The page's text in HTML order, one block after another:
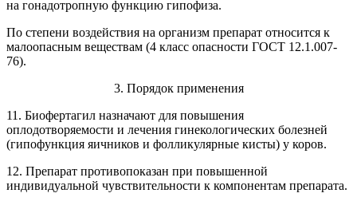
на гонадотропную функцию гипофиза.
По степени воздействия на организм препарат относится к
малоопасным веществам (4 класс опасности ГОСТ 12.1.007-
76).
3. Порядок применения
11. Биофертагил назначают для повышения
оплодотворяемости и лечения гинекологических болезней
(гипофункция яичников и фолликулярные кисты) у коров.
12. Препарат противопоказан при повышенной
индивидуальной чувствительности к компонентам препарата.